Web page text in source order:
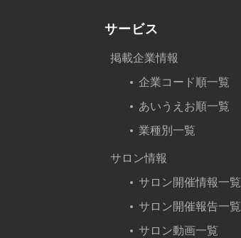
サービス
掲載企業情報
企業コード順一覧
あいうえお順一覧
業種別一覧
サロン情報
サロン開催情報一覧
サロン開催報告一覧
サロン動画一覧